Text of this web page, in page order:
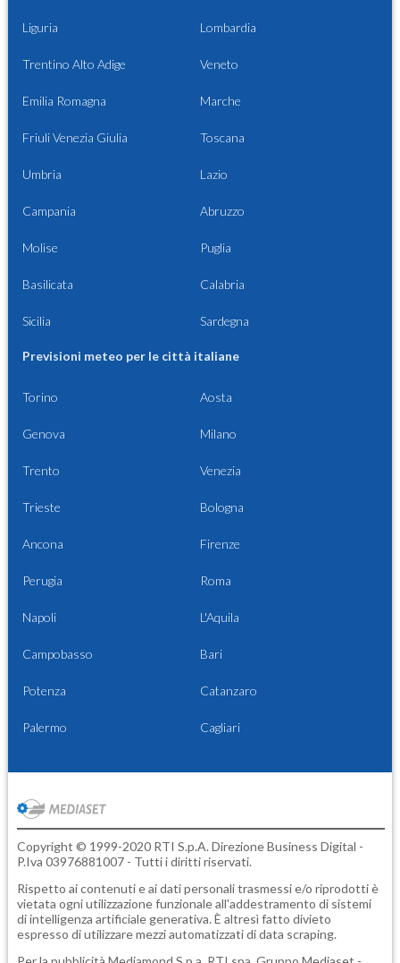
Liguria Lombardia
Trentino Alto Adige Veneto
Emilia Romagna Marche
Friuli Venezia Giulia Toscana
Umbria Lazio
Campania Abruzzo
Molise Puglia
Basilicata Calabria
Sicilia Sardegna
Previsioni meteo per le città italiane
Torino Aosta
Genova Milano
Trento Venezia
Trieste Bologna
Ancona Firenze
Perugia Roma
Napoli L'Aquila
Campobasso Bari
Potenza Catanzaro
Palermo Cagliari
Copyright © 1999-2020 RTI S.p.A. Direzione Business Digital -
P.Iva 03976881007 - Tutti i diritti riservati.
Rispetto ai contenuti e ai dati personali trasmessi e/o riprodotti è
vietata ogni utilizzazione funzionale all'addestramento di sistemi
di intelligenza artificiale generativa. È altresì fatto divieto
espresso di utilizzare mezzi automatizzati di data scraping.